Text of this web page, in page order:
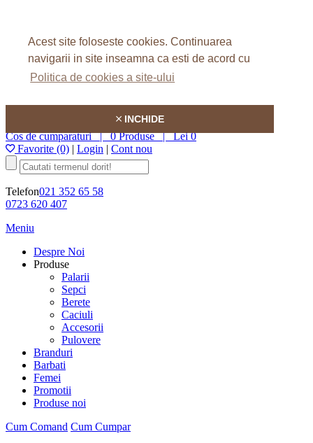
Acest site foloseste cookies. Continuarea
navigarii in site inseamna ca esti de acord cu
Politica de cookies a site-ului
INCHIDE
FAQ
Articole
Contact
Hatson
Cos de cumparaturi |0 Produse|Lei 0
Favorite (0) | Login | Cont nou
Telefon021 352 65 58
0723 620 407
Meniu
Despre Noi
Produse
Palarii
Sepci
Berete
Caciuli
Accesorii
Pulovere
Branduri
Barbati
Femei
Promotii
Produse noi
Cum Comand Cum Cumpar